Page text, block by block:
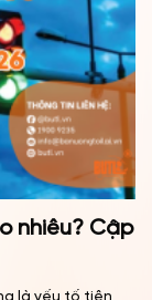
nhiêu? Cập
là yếu tố tiên